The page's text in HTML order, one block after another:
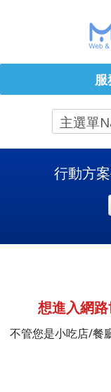
行動方
想進入網
不管您是小吃店/餐